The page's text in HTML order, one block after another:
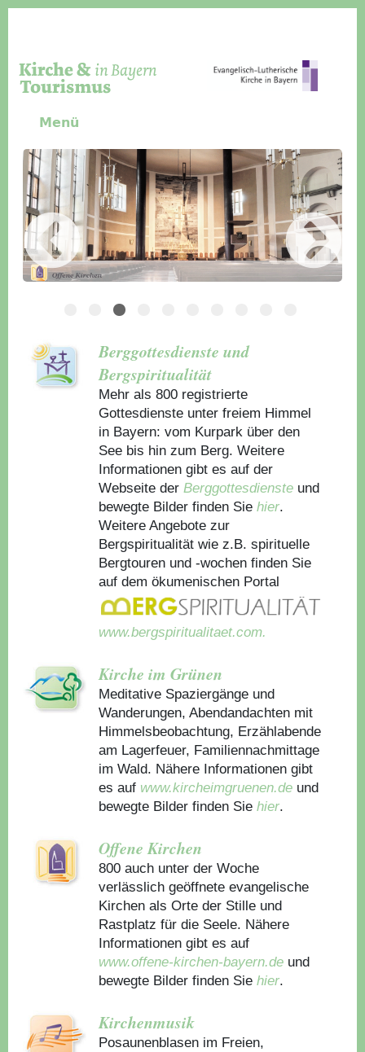
Menü
Slider Icon
Bild
Häuser für Gruppen
Berggottesdienste und
Bergspiritualität
Mehr als 800 registrierte
Gottesdienste unter freiem Himmel
in Bayern: vom Kurpark über den
See bis hin zum Berg. Weitere
Informationen gibt es auf der
Webseite derBerggottesdienste und
bewegte Bilder finden Sie hier.
Weitere Angebote zur
Bergspiritualität wie z.B. spirituelle
Bergtouren und -wochen finden Sie
auf dem ökumenischen Portal
www.bergspiritualitaet.com.
Kirche im Grünen
Meditative Spaziergänge und
Wanderungen, Abendandachten mit
Himmelsbeobachtung, Erzählabende
am Lagerfeuer, Familiennachmittage
im Wald. Nähere Informationen gibt
es auf www.kircheimgruenen.de und
bewegte Bilder finden Sie hier.
Offene Kirchen
800 auch unter der Woche
verlässlich geöffnete evangelische
Kirchen als Orte der Stille und
Rastplatz für die Seele. Nähere
Informationen gibt es auf
www.offene-kirchen-bayern.de und
bewegte Bilder finden Sie hier.
Kirchenmusik
Posaunenblasen im Freien,